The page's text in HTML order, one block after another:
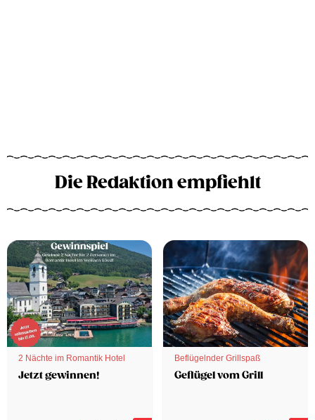
Die Redaktion empfiehlt
2 Nächte im Romantik Hotel
Jetzt gewinnen!
Beflügelnder Grillspaß
Geflügel vom Grill